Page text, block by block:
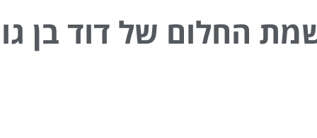
החלום של דוד בן